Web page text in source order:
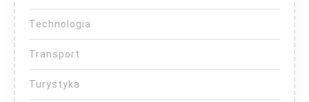
Technologia
Transport
Turystyka